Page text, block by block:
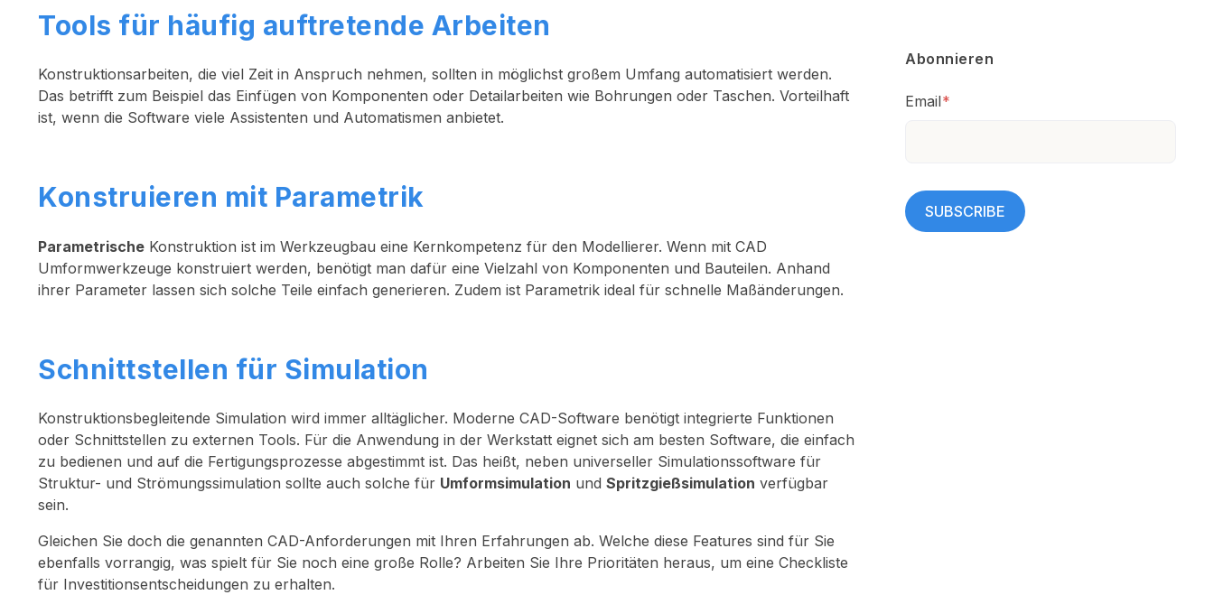
Tools für häufig auftretende Arbeiten
Konstruktionsarbeiten, die viel Zeit in Anspruch nehmen, sollten in möglichst großem Umfang automatisiert werden.
Das betrifft zum Beispiel das Einfügen von Komponenten oder Detailarbeiten wie Bohrungen oder Taschen. Vorteilhaft
ist, wenn die Software viele Assistenten und Automatismen anbietet.
Konstruieren mit Parametrik
Parametrische Konstruktion ist im Werkzeugbau eine Kernkompetenz für den Modellierer. Wenn mit CAD
Umformwerkzeuge konstruiert werden, benötigt man dafür eine Vielzahl von Komponenten und Bauteilen. Anhand
ihrer Parameter lassen sich solche Teile einfach generieren. Zudem ist Parametrik ideal für schnelle Maßänderungen.
Schnittstellen für Simulation
Konstruktionsbegleitende Simulation wird immer alltäglicher. Moderne CAD-Software benötigt integrierte Funktionen
oder Schnittstellen zu externen Tools. Für die Anwendung in der Werkstatt eignet sich am besten Software, die einfach
zu bedienen und auf die Fertigungsprozesse abgestimmt ist. Das heißt, neben universeller Simulationssoftware für
Struktur- und Strömungssimulation sollte auch solche für Umformsimulation und Spritzgießsimulation verfügbar
sein.
Gleichen Sie doch die genannten CAD-Anforderungen mit Ihren Erfahrungen ab. Welche diese Features sind für Sie
ebenfalls vorrangig, was spielt für Sie noch eine große Rolle? Arbeiten Sie Ihre Prioritäten heraus, um eine Checkliste
für Investitionsentscheidungen zu erhalten.
Abonnieren
Email*